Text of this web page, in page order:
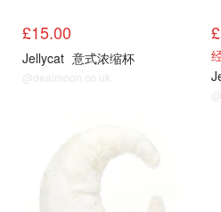
£15.00
Jellycat 意式浓缩杯
@dealmoon.co.uk